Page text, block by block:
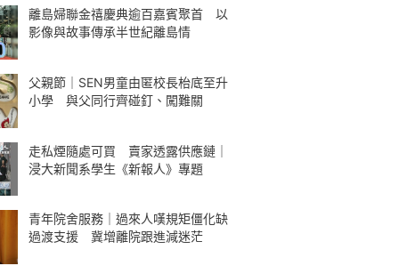
離島婦聯金禧慶典逾百嘉賓聚首 以
影像與故事傳承半世紀離島情
父親節｜SEN男童由匿校長枱底至升
小學 與父同行齊碰釘、闖難關
走私煙隨處可買 賣家透露供應鏈｜
浸大新聞系學生《新報人》專題
青年院舍服務｜過來人嘆規矩僵化缺
過渡支援 冀增離院跟進減迷茫